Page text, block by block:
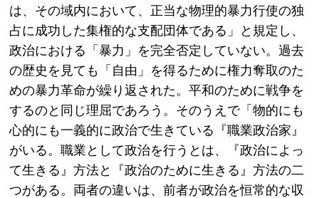
は、その域内において、正当な物理的暴力行使の独
占に成功した集権的な支配団体である」と規定し、
政治における「暴力」を完全否定していない。過去
の歴史を見ても「自由」を得るために権力奪取のた
めの暴力革命が繰り返された。平和のために戦争を
するのと同じ理屈であろう。そのうえで「物的にも
心的にも一義的に政治で生きている『職業政治家』
がいる。職業として政治を行うとは、『政治によっ
て生きる』方法と『政治のために生きる』方法の二
つがある。両者の違いは、前者が政治を恒常的な収